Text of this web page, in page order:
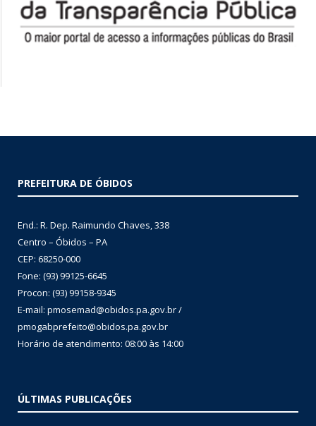
PREFEITURA DE ÓBIDOS
End.: R. Dep. Raimundo Chaves, 338
Centro – Óbidos – PA
CEP: 68250-000
Fone: (93) 99125-6645
Procon: (93) 99158-9345
E-mail: pmosemad@obidos.pa.gov.br /
pmogabprefeito@obidos.pa.gov.br
Horário de atendimento: 08:00 às 14:00
ÚLTIMAS PUBLICAÇÕES